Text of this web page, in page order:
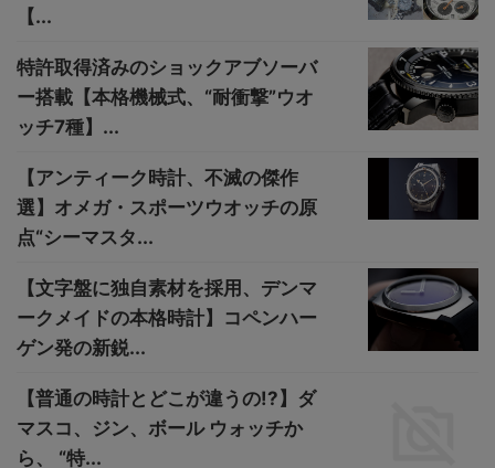
【...
特許取得済みのショックアブソーバ
ー搭載【本格機械式、“耐衝撃”ウオ
ッチ7種】...
【アンティーク時計、不滅の傑作
選】オメガ・スポーツウオッチの原
点“シーマスタ...
【文字盤に独自素材を採用、デンマ
ークメイドの本格時計】コペンハー
ゲン発の新鋭...
【普通の時計とどこが違うの!?】ダ
マスコ、ジン、ボール ウォッチか
ら、 “特...